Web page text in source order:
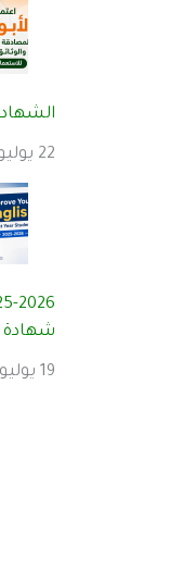
22 يوليو، 2026
شهادة
19 يوليو، 2026